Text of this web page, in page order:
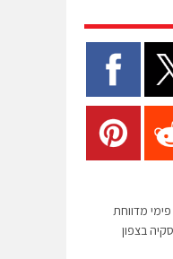
מדווחת
בצפון